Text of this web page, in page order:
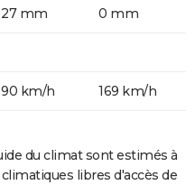
27 mm 0 mm
90 km/h 169 km/h
du climat sont estimés à
libres d'accès de